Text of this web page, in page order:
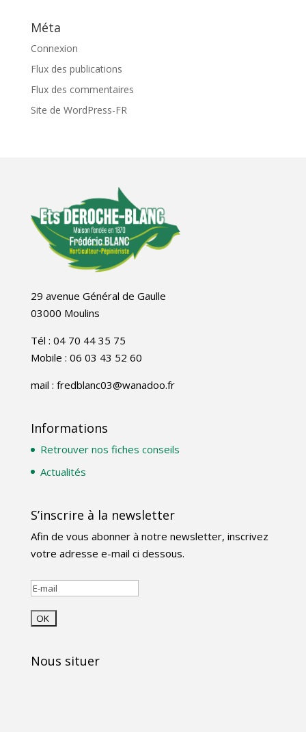
Méta
Connexion
Flux des publications
Flux des commentaires
Site de WordPress-FR
29 avenue Général de Gaulle
03000 Moulins
Tél : 04 70 44 35 75
Mobile : 06 03 43 52 60
mail : fredblanc03@wanadoo.fr
Informations
Retrouver nos fiches conseils
Actualités
S’inscrire à la newsletter
Afin de vous abonner à notre newsletter, inscrivez
votre adresse e-mail ci dessous.
Nous situer